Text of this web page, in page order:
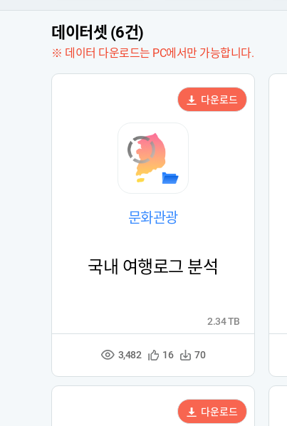
데이터셋 (6건)
※ 데이터 다운로드는 PC에서만 가능합니다.
문화관광
국내 여행로그 분석
조
수
3,482
관
등
록
16
다
수
70
2.34 TB
다운로드
다운로드